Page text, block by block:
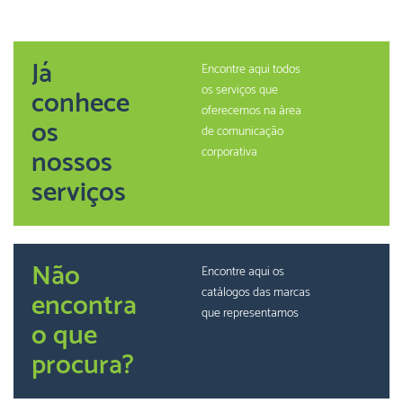
Já
conhece
os
nossos
serviços
Encontre aqui todos
os serviços que
oferecemos na àrea
de comunicação
corporativa
Não
encontra
o que
procura?
Encontre aqui os
catálogos das marcas
que representamos